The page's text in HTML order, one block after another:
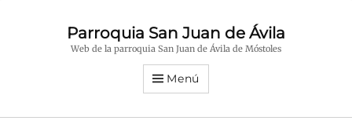
Parroquia San Juan de Ávila
Web de la parroquia San Juan de Ávila de Móstoles
Menú